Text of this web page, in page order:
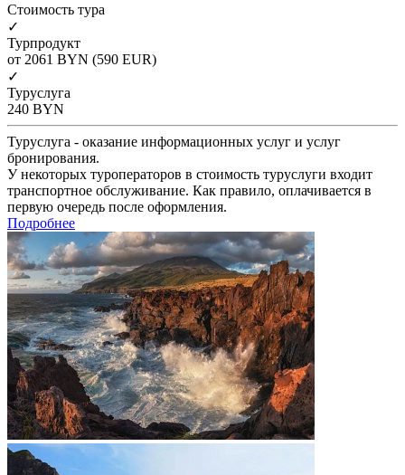
Cтоимость тура
✓
Турпродукт
от 2061 BYN (590 EUR)
✓
Туруслуга
240 BYN
Туруслуга - оказание информационных услуг и услуг
бронирования.
У некоторых туроператоров в стоимость туруслуги входит
транспортное обслуживание. Как правило, оплачивается в
первую очередь после оформления.
Подробнее